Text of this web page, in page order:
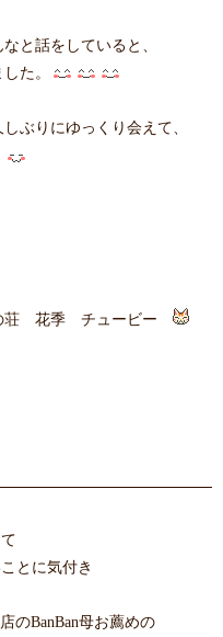
と話をしていると、
た。
ぶりにゆっくり会えて、
荘 花季 チュービー
とに気付き
のBanBan母お薦めの